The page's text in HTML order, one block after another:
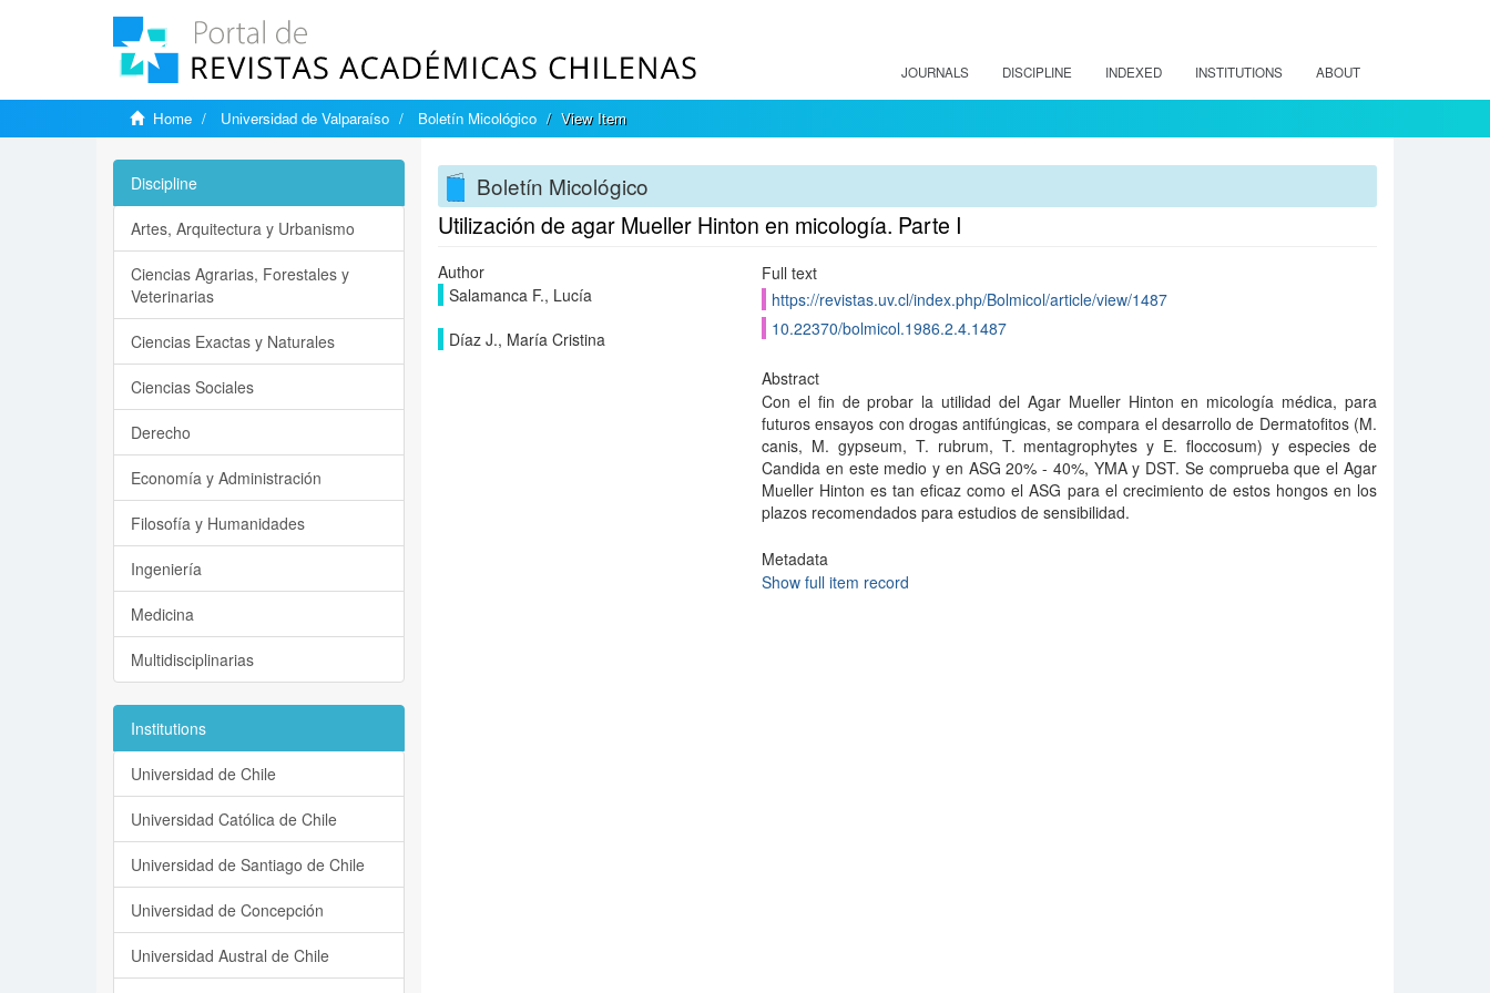
JOURNALS DISCIPLINE INDEXED INSTITUTIONS ABOUT
Home Universidad de Valparaíso Boletín Micológico View Item
Boletín Micológico
Utilización de agar Mueller Hinton en micología. Parte I
Author
Salamanca F., Lucía
Díaz J., María Cristina
Full text
https://revistas.uv.cl/index.php/Bolmicol/article/view/1487
10.22370/bolmicol.1986.2.4.1487
Abstract
Con el fin de probar la utilidad del Agar Mueller Hinton en micología médica, para
futuros ensayos con drogas antifúngicas, se compara el desarrollo de Dermatofitos (M.
canis, M. gypseum, T. rubrum, T. mentagrophytes y E. floccosum) y especies de
Candida en este medio y en ASG 20% - 40%, YMA y DST. Se comprueba que el Agar
Mueller Hinton es tan eficaz como el ASG para el crecimiento de estos hongos en los
plazos recomendados para estudios de sensibilidad.
Metadata
Show full item record
Discipline
Artes, Arquitectura y Urbanismo
Ciencias Agrarias, Forestales y
Veterinarias
Ciencias Exactas y Naturales
Ciencias Sociales
Derecho
Economía y Administración
Filosofía y Humanidades
Ingeniería
Medicina
Multidisciplinarias
Institutions
Universidad de Chile
Universidad Católica de Chile
Universidad de Santiago de Chile
Universidad de Concepción
Universidad Austral de Chile